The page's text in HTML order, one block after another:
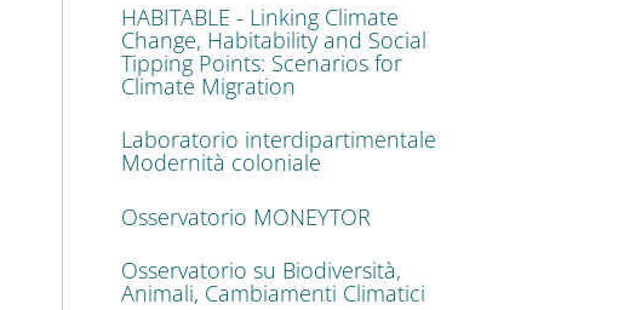
HABITABLE - Linking Climate
Change, Habitability and Social
Tipping Points: Scenarios for
Climate Migration
Laboratorio interdipartimentale
Modernità coloniale
Osservatorio MONEYTOR
Osservatorio su Biodiversità,
Animali, Cambiamenti Climatici